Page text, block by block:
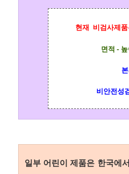
현재 비검사제품
면적 -
비안전성
일부 어린이 제품은 한국에